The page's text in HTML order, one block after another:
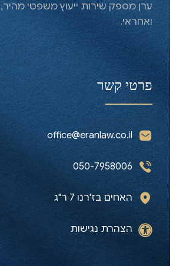
ערן מספק שירות ייעוץ משפטי
ואחראי.
פרטי קשר
office@eranlaw.co.il
050-7958006
האחים בז'רנו 7 ר"ג
הצהרת נגישות